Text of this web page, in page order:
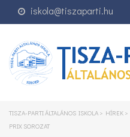
iskola@tiszaparti.hu
TISZA-PARTI ÁLTALÁNOS ISKOLA > HÍREK >
PRIX SOROZAT